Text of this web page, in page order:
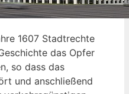
1607 Stadtrechte
das Opfer
so dass das
und anschließend